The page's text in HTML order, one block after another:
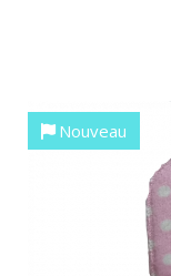
Nouveau